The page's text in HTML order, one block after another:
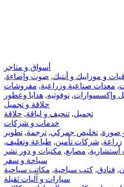
أسواق و متاجر
و موزاييك و أنتيك, صوت وإضاءة,
, معدات صناعية وزراعية, مفروشات
وإكسسوارات, نوفوتيه, هدايا وعطور
حلاقة و تجميل
تجميل, تنحيف و لياقة, حلاقة
خدمات و شركات
صورة, تخليص جمركي, ترجمة, تطوير
زراعة, شركات تأمين, طباعة وتغليف,
, مصابغ, مكتبات و دور نشر
سياحة و سفر
, فنادق, كتب سياحية, مكاتب سياحية
سيارات و آليات ثقيلة